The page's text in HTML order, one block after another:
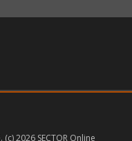
2026 SECTOR Online